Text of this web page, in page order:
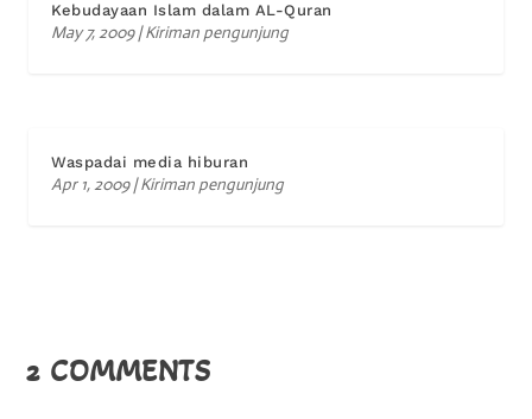
Kebudayaan Islam dalam AL-Quran
May 7, 2009|Kiriman pengunjung
Waspadai media hiburan
Apr 1, 2009|Kiriman pengunjung
2 COMMENTS